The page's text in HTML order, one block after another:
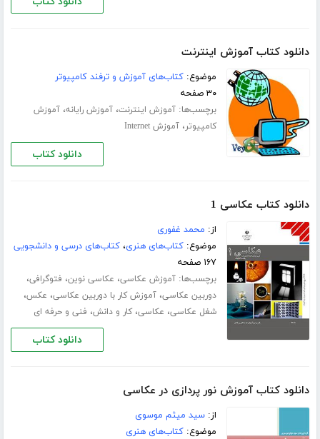
دانلود کتاب آموزش اینترنت
موضوع:کتاب‌های آموزش و ترفند کامپیوتر
۳۰ صفحه
برچسب‌ها:آموزش اینترنت،آموزش رایانه،آموزش
کامپیوتر،آموزش Internet
دانلود کتاب
دانلود کتاب عکاسی 1
از: محمد غفوری
موضوع:کتاب‌های هنری،کتاب‌های درسی و دانشجویی
۱۶۷ صفحه
برچسب‌ها:آموزش عکاسی، عکاسی نوین، فتوگرافی،
دوربین عکاسی،آموزش کار با دوربین عکاسی، عکس،
شغل عکاسی، عکاسی،کار و دانش، فنی و حرفه ای
دانلود کتاب
دانلود کتاب آموزش نور پردازی در عکاسی
از:سید میثم موسوی
موضوع:کتاب‌های هنری